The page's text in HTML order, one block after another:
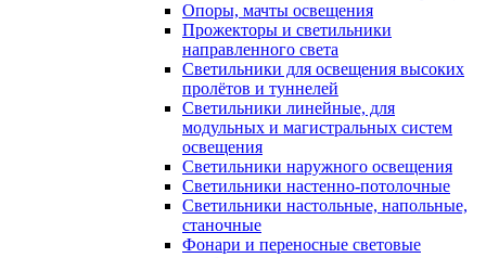
Опоры, мачты освещения
Прожекторы и светильники
направленного света
Светильники для освещения высоких
пролётов и туннелей
Светильники линейные, для
модульных и магистральных систем
освещения
Светильники наружного освещения
Светильники настенно-потолочные
Светильники настольные, напольные,
станочные
Фонари и переносные световые